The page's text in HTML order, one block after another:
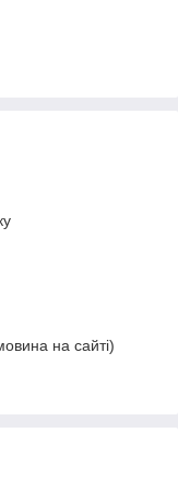
на сайті)